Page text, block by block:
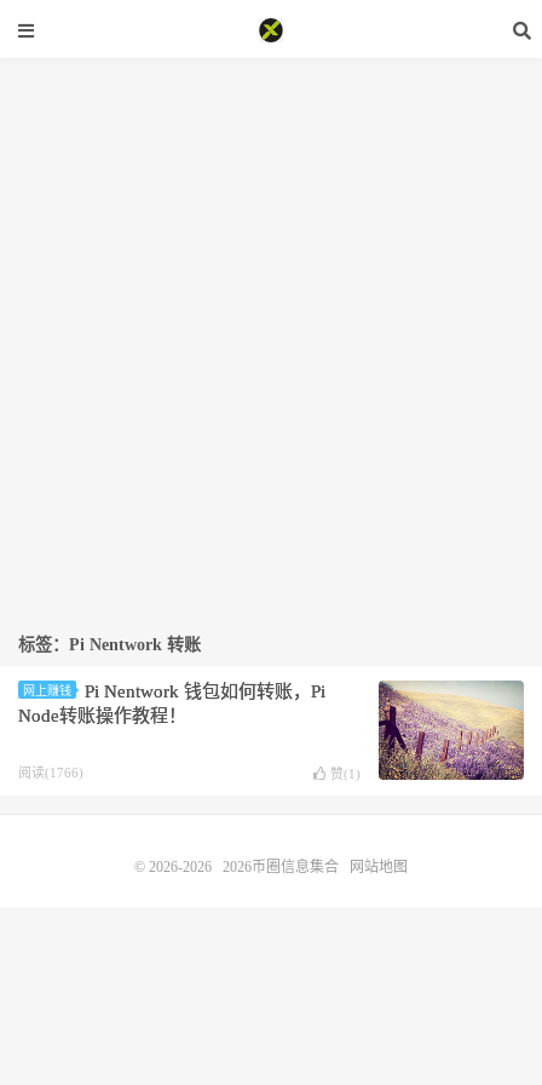
标签：Pi Nentwork 转账
网上赚钱
Pi Nentwork 钱包如何转账，Pi
Node转账操作教程！
阅读(1766) 赞(1 )
© 2026-2026 2026币圈信息集合 网站地图